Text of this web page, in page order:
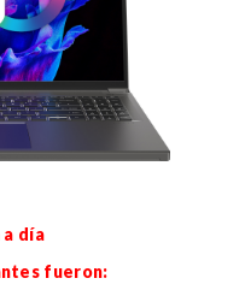
día
fueron: